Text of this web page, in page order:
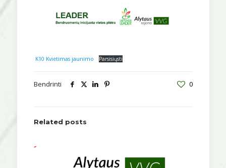
K10 Kvietimas jaunimo Parsisiųsti
Bendrinti 0
Related posts